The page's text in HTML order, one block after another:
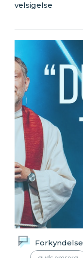
velsigelse
Forkyndelse